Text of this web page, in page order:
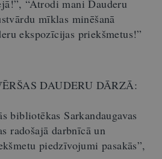
“Atrodi mani Dauderu
mīklas minēšanā
ekspozīcijas priekšmetus!”
DAUDERU DĀRZĀ:
bibliotēkas Sarkandaugavas
radošajā darbnīcā un
piedzīvojumi pasakās”,